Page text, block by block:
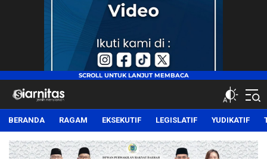
siarnitas
Jernih Menyiarkan
BERANDA RAGAM EKSEKUTIF LEGISLATIF YUDIKATIF